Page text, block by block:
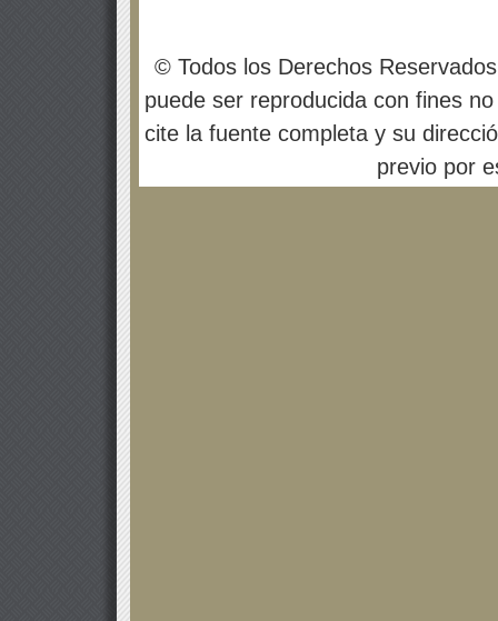
© Todos los Derechos
puede ser reproducida con fines
cite la fuente completa y su
previo por